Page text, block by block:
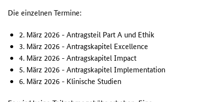
e
e
d
Die einzelnen Termine:
2. März 2026 - Antragsteil Part A und Ethik
3. März 2026 - Antragskapitel Excellence
4. März 2026 - Antragskapitel Impact
5. März 2026 - Antragskapitel Implementation
6. März 2026 - Klinische Studien